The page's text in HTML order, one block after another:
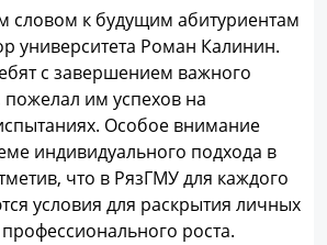
словом к будущим абитуриентам
университета Роман Калинин.
с завершением важного
пожелал им успехов на
Особое внимание
индивидуального подхода в
что в РязГМУ для каждого
условия для раскрытия личных
роста.